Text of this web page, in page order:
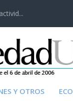
Y OTROS